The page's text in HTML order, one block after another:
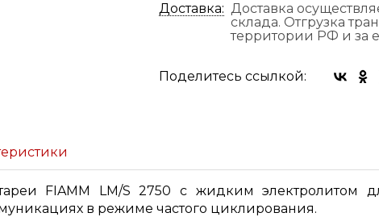
Доставка: Доставка
склада. Отгрузка
территории РФ и за
Поделитесь ссылкой:
FIAMM LM/S 2750 с жидким электролитом
в режиме частого циклирования.